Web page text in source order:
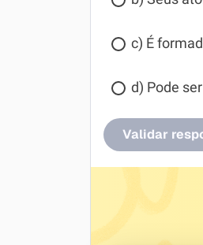
c) É
d) Pode
Validar